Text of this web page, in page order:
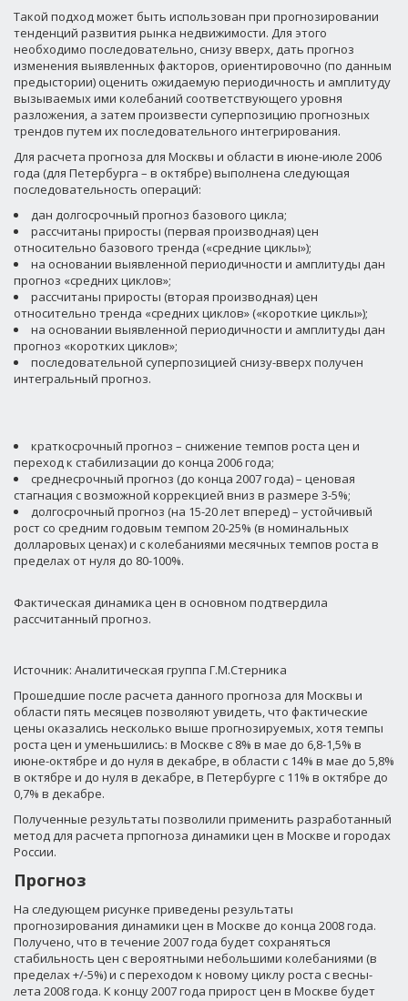
Такой подход может быть использован при прогнозировании
тенденций развития рынка недвижимости. Для этого
необходимо последовательно, снизу вверх, дать прогноз
изменения выявленных факторов, ориентировочно (по данным
предыстории) оценить ожидаемую периодичность и амплитуду
вызываемых ими колебаний соответствующего уровня
разложения, а затем произвести суперпозицию прогнозных
трендов путем их последовательного интегрирования.
Для расчета прогноза для Москвы и области в июне-июле 2006
года (для Петербурга – в октябре) выполнена следующая
последовательность операций:
дан долгосрочный прогноз базового цикла;
рассчитаны приросты (первая производная) цен
относительно базового тренда («средние циклы»);
на основании выявленной периодичности и амплитуды дан
прогноз «средних циклов»;
рассчитаны приросты (вторая производная) цен
относительно тренда «средних циклов» («короткие циклы»);
на основании выявленной периодичности и амплитуды дан
прогноз «коротких циклов»;
последовательной суперпозицией снизу-вверх получен
интегральный прогноз.
краткосрочный прогноз – снижение темпов роста цен и
переход к стабилизации до конца 2006 года;
среднесрочный прогноз (до конца 2007 года) – ценовая
стагнация с возможной коррекцией вниз в размере 3-5%;
долгосрочный прогноз (на 15-20 лет вперед) – устойчивый
рост со средним годовым темпом 20-25% (в номинальных
долларовых ценах) и с колебаниями месячных темпов роста в
пределах от нуля до 80-100%.
Фактическая динамика цен в основном подтвердила
рассчитанный прогноз.
Источник: Аналитическая группа Г.М.Стерника
Прошедшие после расчета данного прогноза для Москвы и
области пять месяцев позволяют увидеть, что фактические
цены оказались несколько выше прогнозируемых, хотя темпы
роста цен и уменьшились: в Москве с 8% в мае до 6,8-1,5% в
июне-октябре и до нуля в декабре, в области с 14% в мае до 5,8%
в октябре и до нуля в декабре, в Петербурге с 11% в октябре до
0,7% в декабре.
Полученные результаты позволили применить разработанный
метод для расчета прпогноза динамики цен в Москве и городах
России.
Прогноз
На следующем рисунке приведены результаты
прогнозирования динамики цен в Москве до конца 2008 года.
Получено, что в течение 2007 года будет сохраняться
стабильность цен с вероятными небольшими колебаниями (в
пределах +/-5%) и с переходом к новому циклу роста с весны-
лета 2008 года. К концу 2007 года прирост цен в Москве будет